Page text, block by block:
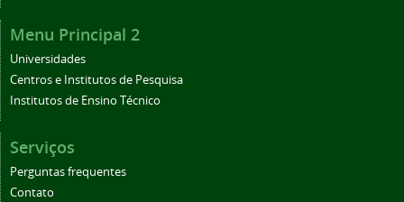
Menu Principal 2
Universidades
Centros e Institutos de Pesquisa
Institutos de Ensino Técnico
Serviços
Perguntas frequentes
Contato